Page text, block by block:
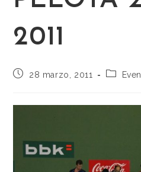
2011
28 marzo, 2011